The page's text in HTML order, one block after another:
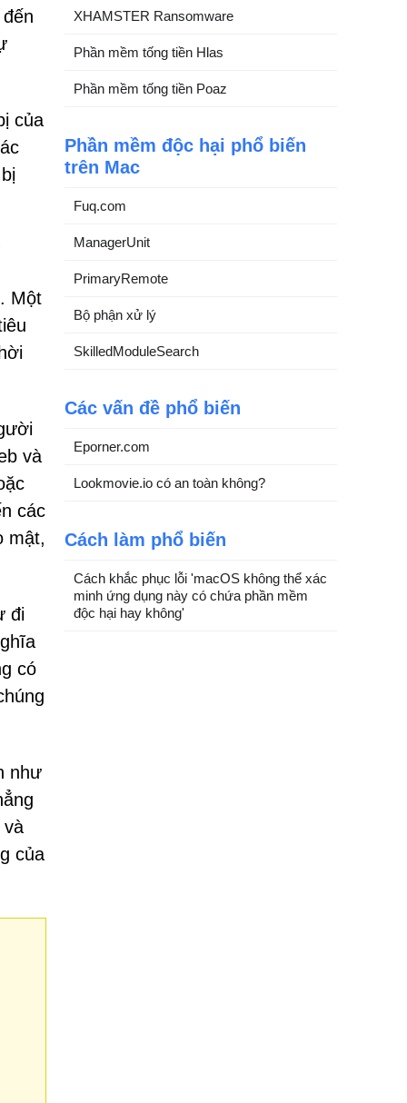
của
Một
và
các
mật,
đi
có
như
và
của
XHAMSTER Ransomware
Phần mềm tống tiền Hlas
Phần mềm tống tiền Poaz
Phần mềm độc hại phổ biến
trên Mac
Fuq.com
ManagerUnit
PrimaryRemote
Bộ phận xử lý
SkilledModuleSearch
Các vấn đề phổ biến
Eporner.com
Lookmovie.io có an toàn không?
Cách làm phổ biến
Cách khắc phục lỗi 'macOS không thể xác
minh ứng dụng này có chứa phần mềm
độc hại hay không'